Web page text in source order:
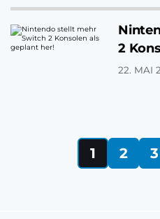
2
22. MAI
1 2 3